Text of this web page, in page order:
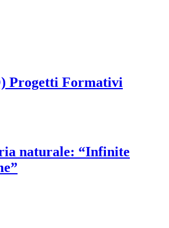
Progetti Formativi
naturale: “Infinite